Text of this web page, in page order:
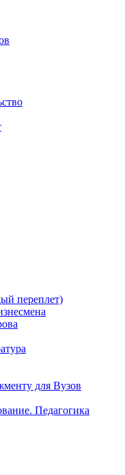
переплет)
для Вузов
Педагогика